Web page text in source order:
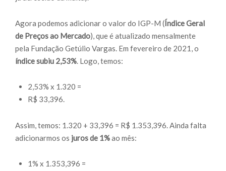
Agora podemos adicionar o valor do IGP-M (Índice Geral
de Preços ao Mercado), que é atualizado mensalmente
pela Fundação Getúlio Vargas. Em fevereiro de 2021, o
índice subiu 2,53%. Logo, temos:
2,53% x 1.320 =
R$ 33,396.
Assim, temos: 1.320 + 33,396 = R$ 1.353,396. Ainda falta
adicionarmos os juros de 1%ao mês:
1% x 1.353,396 =